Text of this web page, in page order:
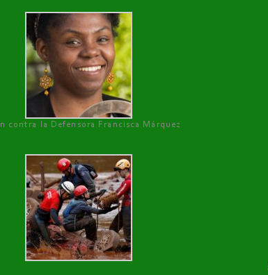
contra la Defensora Francisca Márquez